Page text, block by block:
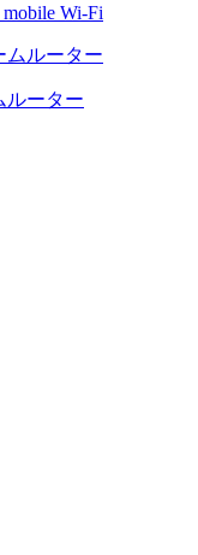
Wi-Fi
ルーター